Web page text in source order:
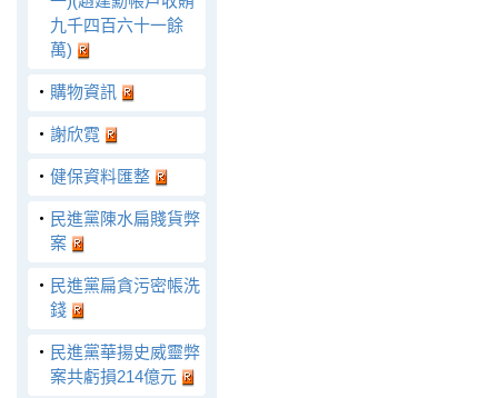
九千四百六十一餘
萬)
‧ 購物資訊
‧ 謝欣霓
‧ 健保資料匯整
‧ 民進黨陳水扁賤貨弊
案
‧ 民進黨扁貪污密帳洗
錢
‧ 民進黨華揚史威靈弊
案共虧損214億元